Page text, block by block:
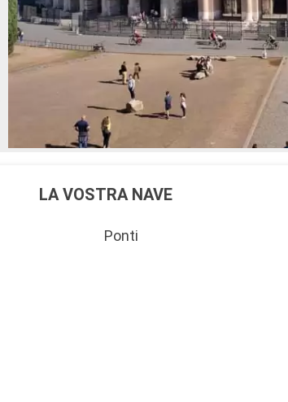
LA VOSTRA NAVE
Ponti